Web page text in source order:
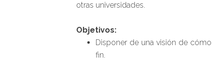
otras universidades.
Objetivos:
Disponer de una visión de
fin.